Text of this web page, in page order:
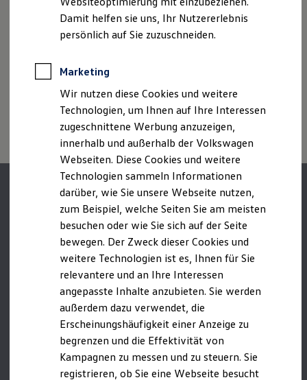
Elektrofahrzeugkonzepte
ID. EVERY1
Reichweite
Rekuperation
Laden unterwegs
Laden Zuhause
Ladestationen finden
Ladezeitensimulator
Batterie
Sicherheit
Nachhaltigkeit
Technologie
Kosten und Kauf
Verbrauchskosten
Kaufoptionen
E-Auto-Förderung
Software und Konnektivität
Die ID. Software 6
ID. Software Versionen und Updates
Digitale Extras
Schnittstellen zu Ihrem ID.
Marke und Erlebnis
Volkswagen R und R Experience
R-Modelle
R Experience
Croatia/Hrvatska
Cyprus/Κύπρος
Denmark/Danmark
Estonia/Eesti
Finland/Suomi
France/France
Germany/Deutschland
Greece/Ελλάς
Hungary/Magyarország
Ireland/Éire
Italy/Italia
Latvia/Latvija
Lithuania/Lietuva
Luxembourg/Luxembourg
Netherlands/Nederland
Norway/Norge
des Angebots, sondern dienen allein Vergleichszwecken
zwischen den verschiedenen Fahrzeugtypen.
Zusatzausstattungen undZubehör(Anbauteile, Reifenformat
Witterungs- und Verkehrsbedingungen sowie dem
individuellen Fahrverhalten den Kraftstoffverbrauch, den
Fahrleistungswerte eines Fahrzeugs beeinflussen.
Damit helfen sie uns, Ihr Nutzererlebnis
persönlich auf Sie zuzuschneiden.
Marketing
Wir nutzen diese Cookies und weitere
Technologien, um Ihnen auf Ihre Interessen
zugeschnittene Werbung anzuzeigen,
innerhalb und außerhalb der Volkswagen
Webseiten. Diese Cookies und weitere
Technologien sammeln Informationen
darüber, wie Sie unsere Webseite nutzen,
zum Beispiel, welche Seiten Sie am meisten
besuchen oder wie Sie sich auf der Seite
bewegen. Der Zweck dieser Cookies und
weitere Technologien ist es, Ihnen für Sie
relevantere und an Ihre Interessen
angepasste Inhalte anzubieten. Sie werden
außerdem dazu verwendet, die
Erscheinungshäufigkeit einer Anzeige zu
begrenzen und die Effektivität von
Kampagnen zu messen und zu steuern. Sie
registrieren, ob Sie eine Webseite besucht